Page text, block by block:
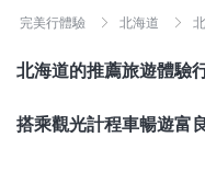
完美行體驗 北海道
北海道的推薦旅遊體驗
北海道
搭乘觀光計程車暢遊富